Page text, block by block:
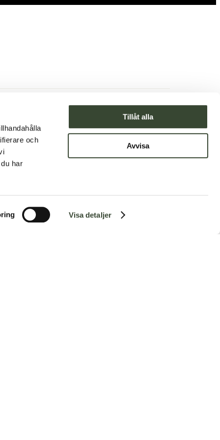
och
har
Visa detaljer
Tillåt alla
Avvisa
Till hemsidan
Se på Google Maps